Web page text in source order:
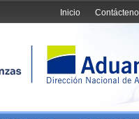
Inicio